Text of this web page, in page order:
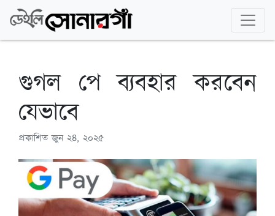
গুগল পে ব্যবহার করবেন
যেভাবে
প্রকাশিতজুন ২৪, ২০২৫